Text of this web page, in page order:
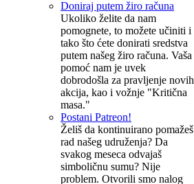
Doniraj putem žiro računa
Ukoliko želite da nam
pomognete, to možete učiniti i
tako što ćete donirati sredstva
putem našeg žiro računa. Vaša
pomoć nam je uvek
dobrodošla za pravljenje novih
akcija, kao i vožnje "Kritična
masa."
Postani Patreon!
Želiš da kontinuirano pomažeš
rad našeg udruženja? Da
svakog meseca odvajaš
simboličnu sumu? Nije
problem. Otvorili smo nalog